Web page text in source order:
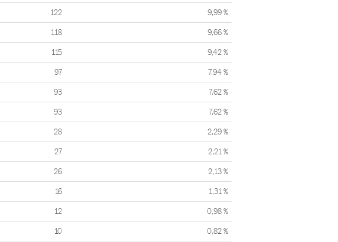
122 9,99 %
118 9,66 %
115 9,42 %
97 7,94 %
93 7,62 %
93 7,62 %
28 2,29 %
27 2,21 %
26 2,13 %
16 1,31 %
12 0,98 %
10 0,82 %